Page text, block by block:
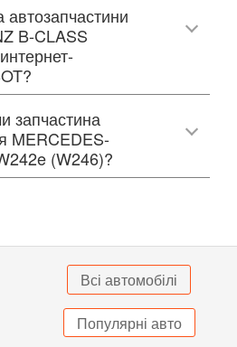
автозапчастини
B-CLASS
запчастина
MERCEDES-
(W246)?
Всі автомобілі
Популярні авто